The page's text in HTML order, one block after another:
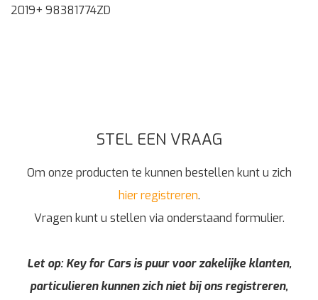
2019+ 98381774ZD
STEL EEN VRAAG
Om onze producten te kunnen bestellen kunt u zich
hier registreren.
Vragen kunt u stellen via onderstaand formulier.
Let op: Key for Cars is puur voor zakelijke klanten,
particulieren kunnen zich niet bij ons registreren,